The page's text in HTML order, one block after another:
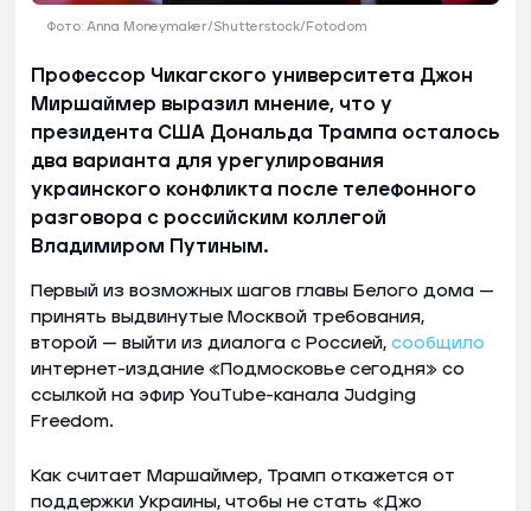
Фото: Anna Moneymaker/Shutterstock/Fotodom
Профессор Чикагского университета Джон
Миршаймер выразил мнение, что у
президента США Дональда Трампа осталось
два варианта для урегулирования
украинского конфликта после телефонного
разговора с российским коллегой
Владимиром Путиным.
Первый из возможных шагов главы Белого дома —
принять выдвинутые Москвой требования,
второй — выйти из диалога с Россией, сообщило
интернет-издание «Подмосковье сегодня» со
ссылкой на эфир YouTube-канала Judging
Freedom.
Как считает Маршаймер, Трамп откажется от
поддержки Украины, чтобы не стать «Джо